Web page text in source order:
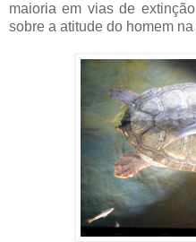
maioria em vias de
sobre a atitude do homem